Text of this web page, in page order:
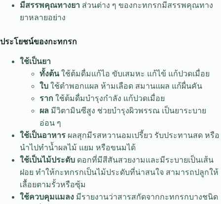
มีสรรพคุณทางยา ส่วนต่าง ๆ ของกะทกรกมีสรรพคุณทาง
ยาหลายอย่าง
ประโยชน์ของกะทกรก
ใช้เป็นยา
ทั้งต้นใช้ต้มดื่มแก้ไอ ขับเสมหะ แก้ไข้ แก้ปวดเมื่อย
ใบ ใช้ตำพอกแผล ห้ามเลือด สมานแผล แก้ผื่นคัน
ราก ใช้ต้มดื่มบำรุงกำลัง แก้ปวดเมื่อย
ผล มีวิตามินซีสูง ช่วยบำรุงผิวพรรณ เป็นยาระบาย
อ่อน ๆ
ใช้เป็นอาหาร ผลสุกมีรสหวานอมเปรี้ยว รับประทานสด หรือ
นำไปทำน้ำผลไม้ แยม หรือขนมได้
ใช้เป็นไม้ประดับ ดอกที่มีสีสันสวยงามและมีระบายเป็นเส้น
ฝอย ทำให้กะทกรกเป็นไม้ประดับที่น่าสนใจ สามารถปลูกให้
เลื้อยตามรั้วหรือซุ้ม
ใช้ควบคุมแมลง มีรายงานว่าสารสกัดจากกะทกรกบางชนิด